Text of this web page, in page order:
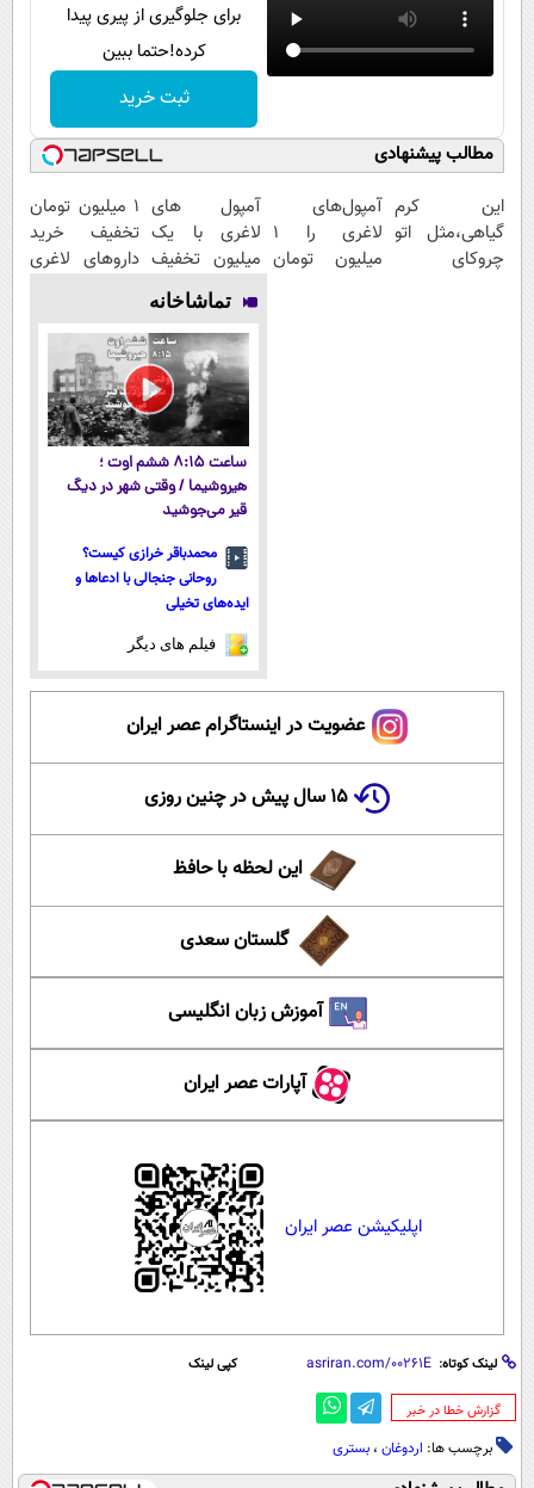
برای جلوگیری از پیری پیدا
کرده!حتما ببین
ثبت خرید
مطالب پیشنهادی
این کرم
گیاهی،مثل اتو
چروکای
آمپول‌های
لاغری را ۱
میلیون تومان
آمپول های
لاغری با یک
میلیون تخفیف
| ارسال از
داروخانه های
معتبر
1 میلیون تومان
تخفیف خرید
داروهای لاغری
یخ!
تماشاخانه
ساعت ۸:۱۵ ششم اوت ؛
هیروشیما / وقتی شهر در دیگ
قیر می‌جوشید
محمدباقر خرازی کیست؟
روحانی جنجالی با ادعاها و
ایده‌های تخیلی
فیلم های دیگر
عضویت در اینستاگرام عصر ایران
۱۵ سال پیش در چنین روزی
این لحظه با حافظ
گلستان سعدی
آموزش زبان انگلیسی
آپارات عصر ایران
اپلیکیشن عصر ایران
لینک کوتاه: کپی لینک
‌گزارش خطا در خبر
برچسب ها: اردوغان ، بستری